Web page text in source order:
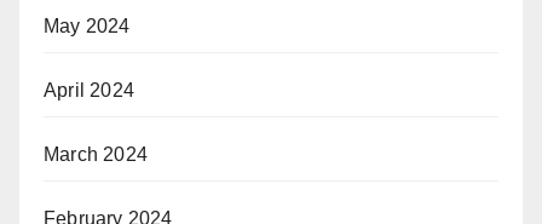
May 2024
April 2024
March 2024
February 2024